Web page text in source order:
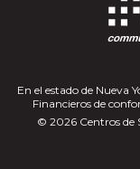
En el estado de Nueva
Financieros de
© 2026 Centros de